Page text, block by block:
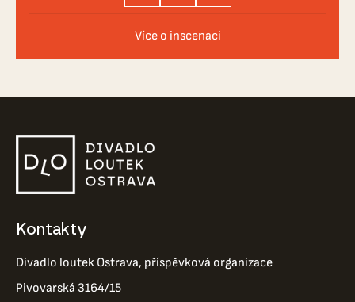
Více o inscenaci
Kontakty
Divadlo loutek Ostrava, příspěvková organizace
Pivovarská 3164/15